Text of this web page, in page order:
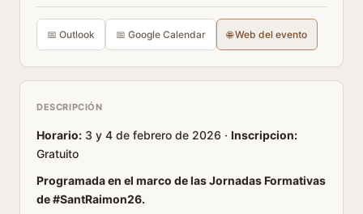
📅 Outlook 📅 Google Calendar 🌐 Web del evento
DESCRIPCIÓN
Horario: 3 y 4 de febrero de 2026 · Inscripcion:
Gratuito
Programada en el marco de las Jornadas Formativas
de #SantRaimon26.